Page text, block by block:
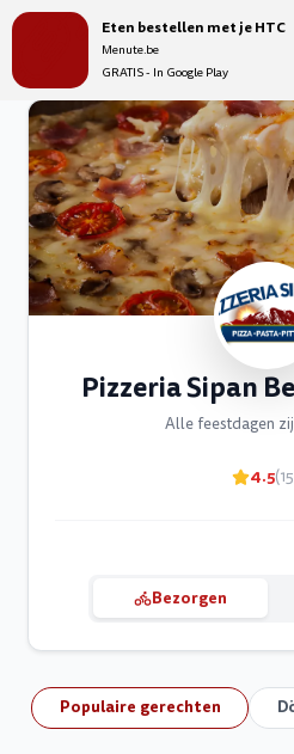
Eten bestellen met je HTC
Menute.be
GRATIS - In Google Play
Menute.be
Pizzeria Sipan
Alle feestdagen
4.5
Bezorgen
Populaire gerechten